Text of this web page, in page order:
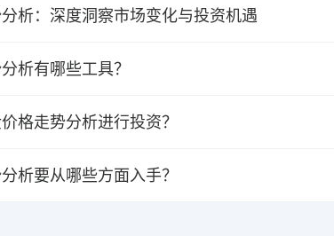
析：深度洞察市场变化与投资机遇
析有哪些工具？
格走势分析进行投资？
析要从哪些方面入手？